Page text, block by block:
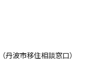
丹波市移住相談窓口）